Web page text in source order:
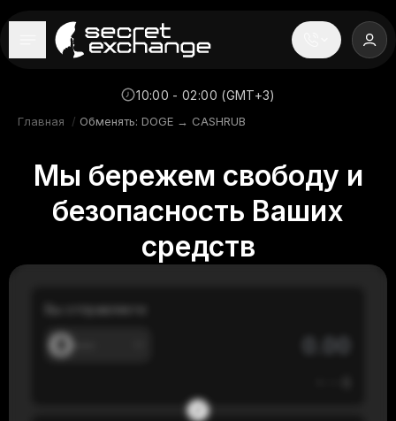
----
Новости
Репутация
Поддержка
10:00 - 02:00 (GMT+3)
Главная / Обменять: DOGE → CASHRUB
Мы бережем свободу и
безопасность Ваших
средств
Вы отправляете